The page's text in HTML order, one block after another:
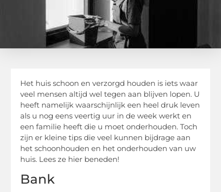
Het huis schoon en verzorgd houden is iets waar
veel mensen altijd wel tegen aan blijven lopen. U
heeft namelijk waarschijnlijk een heel druk leven
als u nog eens veertig uur in de week werkt en
een familie heeft die u moet onderhouden. Toch
zijn er kleine tips die veel kunnen bijdrage aan
het schoonhouden en het onderhouden van uw
huis. Lees ze hier beneden!
Bank